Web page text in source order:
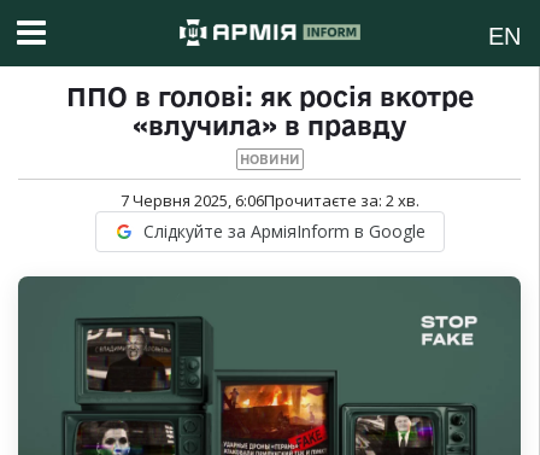
EN
ППО в голові: як росія вкотре
«влучила» в правду
НОВИНИ
7 Червня 2025, 6:06Прочитаєте за: 2хв.
Слідкуйте за АрміяInform в Google